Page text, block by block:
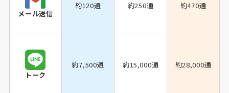
メール送信
約120通 約250通 約470通
トーク
約7,500通 約15,000通 約28,000通